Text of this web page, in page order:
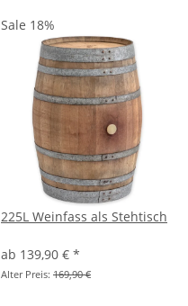
Sale 18%
225L Weinfass als Stehtisch
ab 139,90 € *
Alter Preis: 169,90 €